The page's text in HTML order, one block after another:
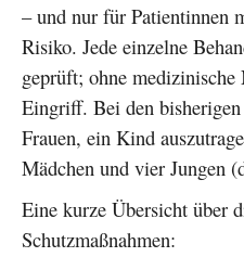
– und nur für Patientinnen
Risiko. Jede einzelne
geprüft; ohne
Eingriff. Bei den bisherigen
Frauen, ein Kind
Mädchen und vier Jungen
Eine kurze Übersicht über
Schutzmaßnahmen: